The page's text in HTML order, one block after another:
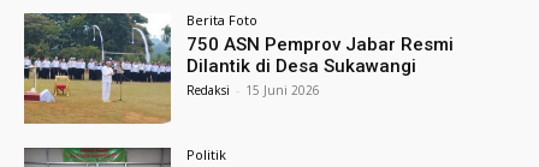
Berita Foto
750 ASN Pemprov Jabar Resmi
Dilantik di Desa Sukawangi
Redaksi - 15 Juni 2026
Politik